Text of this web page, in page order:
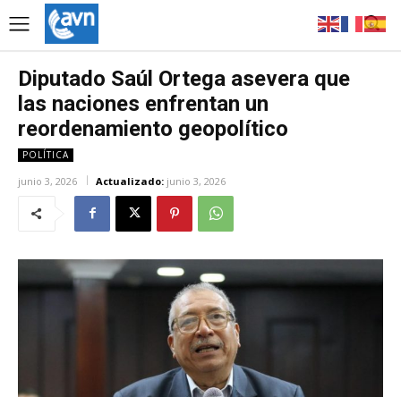
Diputado Saúl Ortega asevera que
las naciones enfrentan un
reordenamiento geopolítico
POLÍTICA
junio 3, 2026 Actualizado: junio 3, 2026